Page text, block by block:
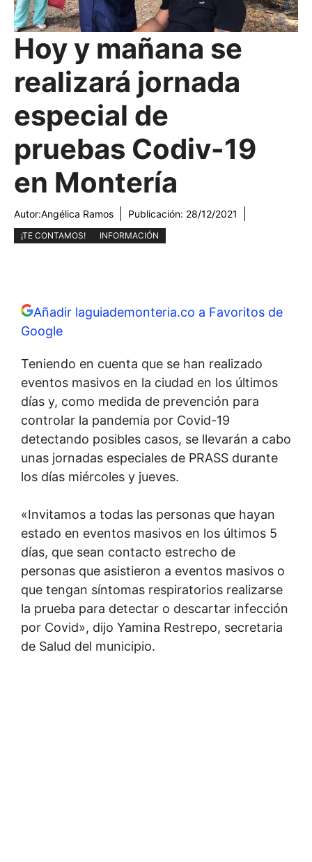
Hoy y mañana se
realizará jornada
especial de
pruebas Codiv-19
en Montería
Autor:Angélica Ramos Publicación: 28/12/2021
¡TE CONTAMOS! INFORMACIÓN
Añadir laguiademonteria.co a Favoritos de
Google
Teniendo en cuenta que se han realizado
eventos masivos en la ciudad en los últimos
días y, como medida de prevención para
controlar la pandemia por Covid-19
detectando posibles casos, se llevarán a cabo
unas jornadas especiales de PRASS durante
los días miércoles y jueves.
«Invitamos a todas las personas que hayan
estado en eventos masivos en los últimos 5
días, que sean contacto estrecho de
personas que asistieron a eventos masivos o
que tengan síntomas respiratorios realizarse
la prueba para detectar o descartar infección
por Covid», dijo Yamina Restrepo, secretaria
de Salud del municipio.